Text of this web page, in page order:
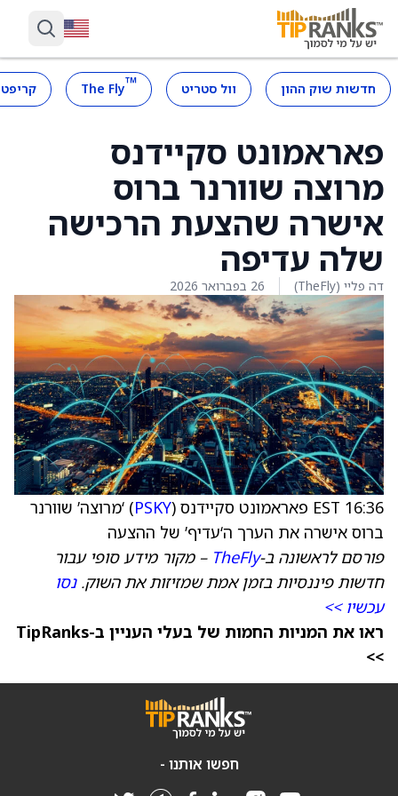
חדשות שוק ההון וול סטריט ™
The Fly
פאראמונט סקיידנס
מרוצה שוורנר ברוס
אישרה שהצעת הרכישה
שלה עדיפה
דה פליי (TheFly) 26 בפברואר 2026
16:36 EST פאראמונט סקיידנס ( PSKY) ‘מרוצה’ שוורנר
ברוס אישרה את הערך ה‘עדיף’ של ההצעה
פורסם לראשונה ב-TheFly – מקור מידע סופי עבור
חדשות פיננסיות בזמן אמת שמזיזות את השוק.נסו
עכשיו >>
ראו את המניות החמות של בעלי העניין ב-TipRanks
>>
חפשו אותנו -